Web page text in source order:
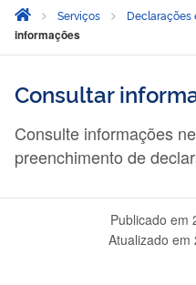
Você está aqui:
Página Inicial
Serviços Declarações
informações
Consultar
Consulte informações
preenchimento de
Publicado em
Atualizado em